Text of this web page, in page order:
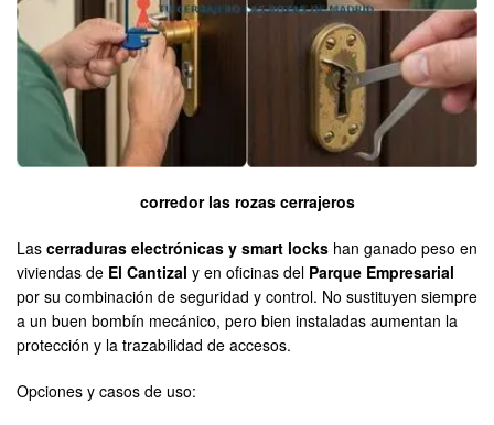
corredor las rozas cerrajeros
Las cerraduras electrónicas y smart locks han ganado peso en
viviendas de El Cantizal y en oficinas del Parque Empresarial
por su combinación de seguridad y control. No sustituyen siempre
a un buen bombín mecánico, pero bien instaladas aumentan la
protección y la trazabilidad de accesos.
Opciones y casos de uso: